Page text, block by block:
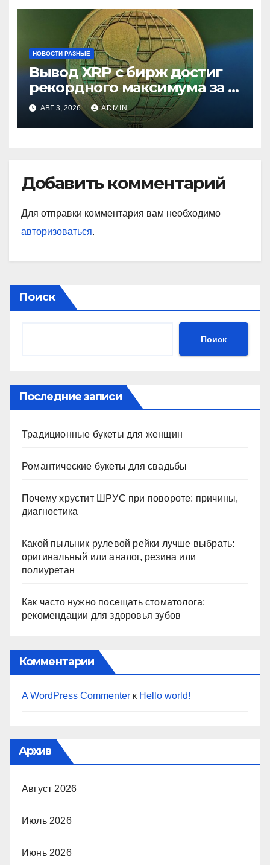
НОВОСТИ РАЗНЫЕ
Вывод XRP с бирж достиг
рекордного максимума за 5
летАВГ 3, 2026 ADMIN
Добавить комментарий
Для отправки комментария вам необходимо
авторизоваться.
Поиск
Поиск
Последние записи
Традиционные букеты для женщин
Романтические букеты для свадьбы
Почему хрустит ШРУС при повороте: причины,
диагностика
Какой пыльник рулевой рейки лучше выбрать:
оригинальный или аналог, резина или
полиуретан
Как часто нужно посещать стоматолога:
рекомендации для здоровья зубов
Комментарии
A WordPress Commenter к Hello world!
Архив
Август 2026
Июль 2026
Июнь 2026